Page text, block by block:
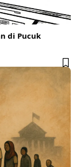
di Pucuk